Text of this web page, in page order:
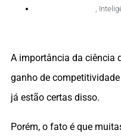
A importância da ciência
ganho de
já estão certas disso.
Porém, o fato é que